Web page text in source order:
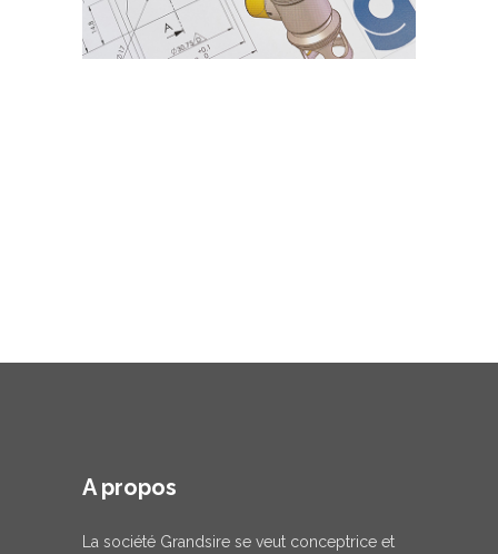
A propos
La société Grandsire se veut conceptrice et